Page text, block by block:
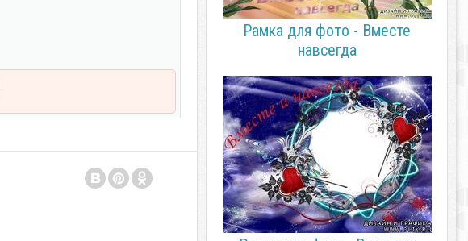
Рамка для фото - Вместе
навсегда